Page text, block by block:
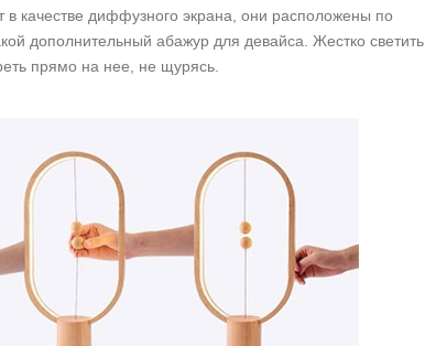
качестве диффузного экрана, они расположены по
дополнительный абажур для девайса. Жестко светить
прямо на нее, не щурясь.